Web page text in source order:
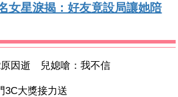
女星淚揭：好友竟設局讓她陪
原因逝 兒媳嗆：我不信
大獎接力送